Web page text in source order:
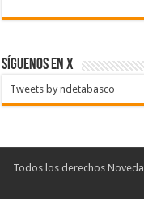
SÍGUENOS EN X
Tweets by ndetabasco
Todos los derechos